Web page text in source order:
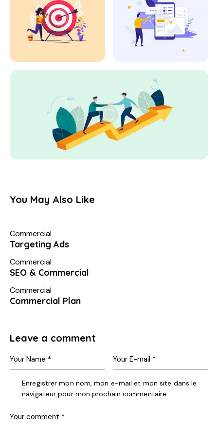
You May Also Like
Commercial
Targeting Ads
Commercial
SEO & Commercial
Commercial
Commercial Plan
Leave a comment
Enregistrer mon nom, mon e-mail et mon site dans le
navigateur pour mon prochain commentaire.